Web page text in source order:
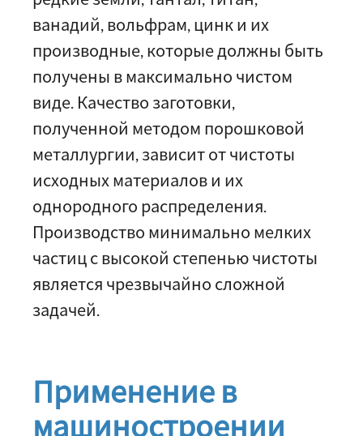
ванадий, вольфрам, цинк и их
производные, которые должны быть
получены в максимально чистом
виде. Качество заготовки,
полученной методом порошковой
металлургии, зависит от чистоты
исходных материалов и их
однородного распределения.
Производство минимально мелких
частиц с высокой степенью чистоты
является чрезвычайно сложной
задачей.
Применение в
машиностроении